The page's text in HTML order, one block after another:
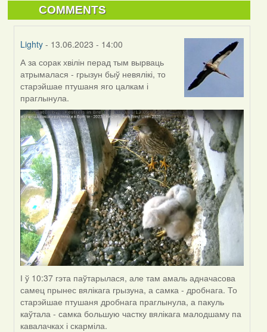
COMMENTS
Lighty - 13.06.2023 - 14:00
In
reply
to
by
Harrier
А за сорак хвілін перад тым вырваць
атрымалася - грызун быў невялікі, то
старэйшае птушаня яго цалкам і
праглынула.
І ў 10:37 гэта паўтарылася, але там амаль адначасова
самец прынес вялікага грызуна, а самка - дробнага. То
старэйшае птушаня дробнага праглынула, а пакуль
каўтала - самка большую частку вялікага малодшаму па
кавалачках і скарміла.